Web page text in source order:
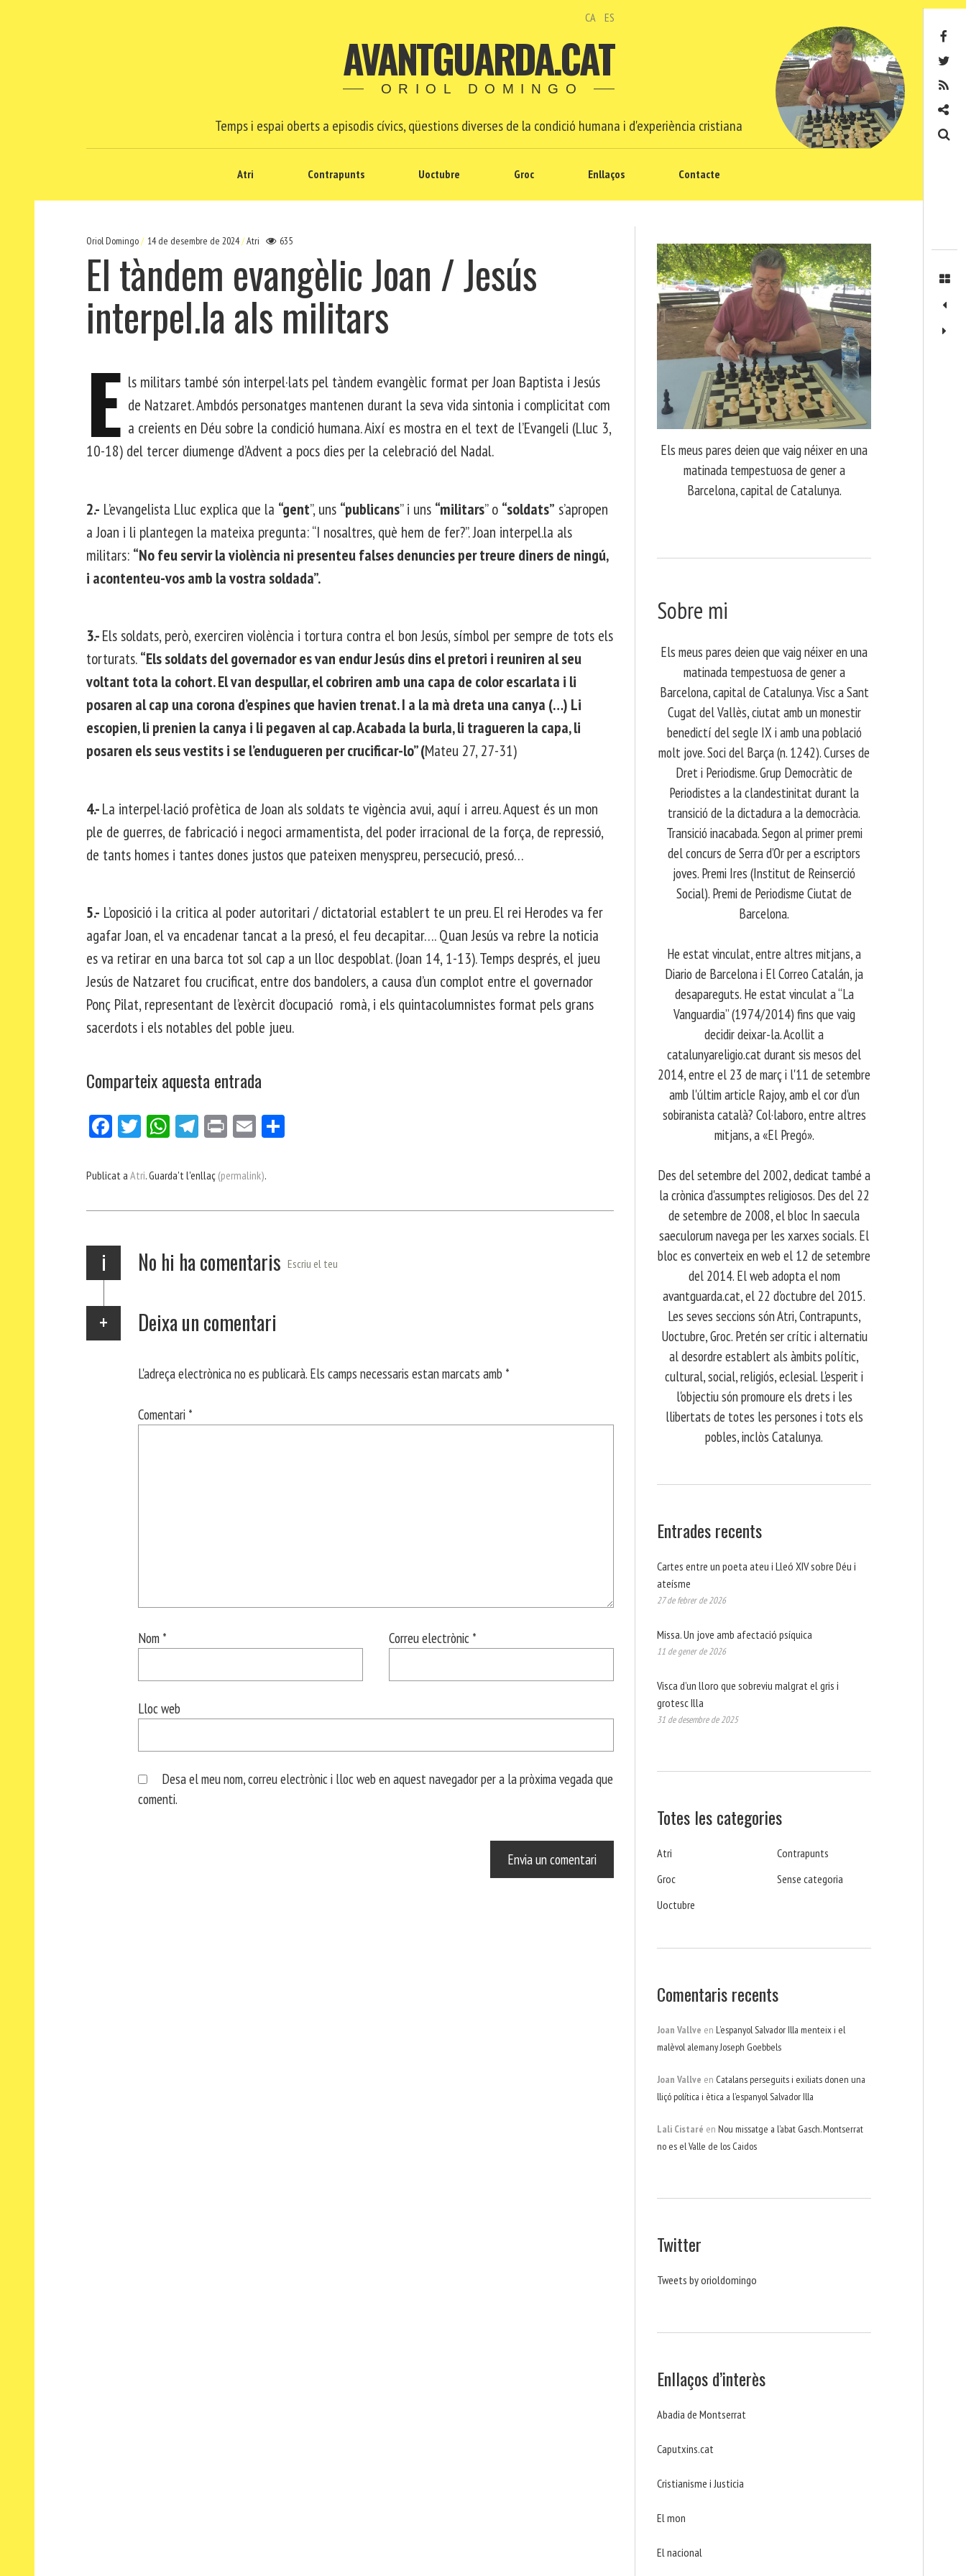
CA ES
AVANTGUARDA.CAT
ORIOL DOMINGO
Temps i espai oberts a episodis cívics, qüestions diverses de la condició humana i d'experiència cristiana
Atri Contrapunts Uoctubre Groc Enllaços Contacte
Oriol Domingo 14 de desembre de 2024 Atri 635
El tàndem evangèlic Joan / Jesús
interpel.la als militars
E ls militars també són interpel·lats pel tàndem evangèlic format per Joan Baptista i Jesús
de Natzaret. Ambdós personatges mantenen durant la seva vida sintonia i complicitat com
a creients en Déu sobre la condició humana. Així es mostra en el text de l’Evangeli (Lluc 3,
10-18) del tercer diumenge d’Advent a pocs dies per la celebració del Nadal.
2.- L’evangelista Lluc explica que la “gent”, uns “publicans” i uns “militars” o “soldats” s’apropen
a Joan i li plantegen la mateixa pregunta: “I nosaltres, què hem de fer?”. Joan interpel.la als
militars: “No feu servir la violència ni presenteu falses denuncies per treure diners de ningú,
i acontenteu-vos amb la vostra soldada”.
3.-Els soldats, però, exerciren violència i tortura contra el bon Jesús, símbol per sempre de tots els
torturats.“Els soldats del governador es van endur Jesús dins el pretori i reuniren al seu
voltant tota la cohort. El van despullar, el cobriren amb una capa de color escarlata i li
posaren al cap una corona d’espines que havien trenat. I a la mà dreta una canya (…) Li
escopien, li prenien la canya i li pegaven al cap. Acabada la burla, li tragueren la capa, li
posaren els seus vestits i se l’endugueren per crucificar-lo” (Mateu 27, 27-31)
4.-La interpel·lació profètica de Joan als soldats te vigència avui, aquí i arreu. Aquest és un mon
ple de guerres, de fabricació i negoci armamentista, del poder irracional de la força, de repressió,
de tants homes i tantes dones justos que pateixen menyspreu, persecució, presó…
5.- L’oposició i la critica al poder autoritari / dictatorial establert te un preu. El rei Herodes va fer
agafar Joan, el va encadenar tancat a la presó, el feu decapitar…. Quan Jesús va rebre la noticia
es va retirar en una barca tot sol cap a un lloc despoblat. (Joan 14, 1-13). Temps després, el jueu
Jesús de Natzaret fou crucificat, entre dos bandolers, a causa d’un complot entre el governador
Ponç Pilat, representant de l’exèrcit d’ocupació romà, i els quintacolumnistes format pels grans
sacerdots i els notables del poble jueu.
Comparteix aquesta entrada
Fa
bo
Tw
er
W
ts
p
Te
gr
m
Pri E
ail
ei
Publicat a Atri. Guarda't l'enllaç (permalink).
i No hi ha comentaris Escriu el teu
Deixa un comentari
L'adreça electrònica no es publicarà. Els camps necessaris estan marcats amb *
Comentari *
Nom * Correu electrònic *
Lloc web
Desa el meu nom, correu electrònic i lloc web en aquest navegador per a la pròxima vegada que
comenti.
Els meus pares deien que vaig néixer en una
matinada tempestuosa de gener a
Barcelona, capital de Catalunya.
Sobre mi
Els meus pares deien que vaig néixer en una
matinada tempestuosa de gener a
Barcelona, capital de Catalunya. Visc a Sant
Cugat del Vallès, ciutat amb un monestir
benedictí del segle IX i amb una població
molt jove. Soci del Barça (n. 1242). Curses de
Dret i Periodisme. Grup Democràtic de
Periodistes a la clandestinitat durant la
transició de la dictadura a la democràcia.
Transició inacabada. Segon al primer premi
del concurs de Serra d’Or per a escriptors
joves. Premi Ires (Institut de Reinserció
Social). Premi de Periodisme Ciutat de
Barcelona.
​ He estat vinculat, entre altres mitjans, a
Diario de Barcelona i El Correo Catalán, ja
desapareguts. He estat vinculat a “La
Vanguardia” (1974/2014) fins que vaig
decidir deixar-la. Acollit a
catalunyareligio.cat durant sis mesos del
2014, entre el 23 de març i l'11 de setembre
amb l'últim article Rajoy, amb el cor d'un
sobiranista català? Col·laboro, entre altres
mitjans, a «El Pregó».
​ Des del setembre del 2002, dedicat també a
la crònica d'assumptes religiosos. Des del 22
de setembre de 2008, el bloc In saecula
saeculorum navega per les xarxes socials. El
bloc es converteix en web el 12 de setembre
del 2014. El web adopta el nom
avantguarda.cat, el 22 d'octubre del 2015.
Les seves seccions són Atri, Contrapunts,
Uoctubre, Groc. Pretén ser crític i alternatiu
al desordre establert als àmbits polític,
cultural, social, religiós, eclesial. L'esperit i
l'objectiu són promoure els drets i les
llibertats de totes les persones i tots els
pobles, inclòs Catalunya.
Entrades recents
Cartes entre un poeta ateu i Lleó XIV sobre Déu i
ateísme
27 de febrer de 2026
Missa. Un jove amb afectació psíquica
11 de gener de 2026
Visca d’un lloro que sobreviu malgrat el gris i
grotesc Illa
31 de desembre de 2025
Totes les categories
Atri
Contrapunts
Groc
Sense categoria
Uoctubre
Comentaris recents
Joan Vallve en L’espanyol Salvador Illa menteix i el
malèvol alemany Joseph Goebbels
Joan Vallve en Catalans perseguits i exiliats donen una
lliçó política i ètica a l’espanyol Salvador Illa
Lali Cistaré en Nou missatge a l’abat Gasch. Montserrat
no es el Valle de los Caidos
Twitter
Tweets by orioldomingo
Enllaços d’interès
Abadia de Montserrat
Caputxins.cat
Cristianisme i Justicia
El mon
El nacional
Contacte